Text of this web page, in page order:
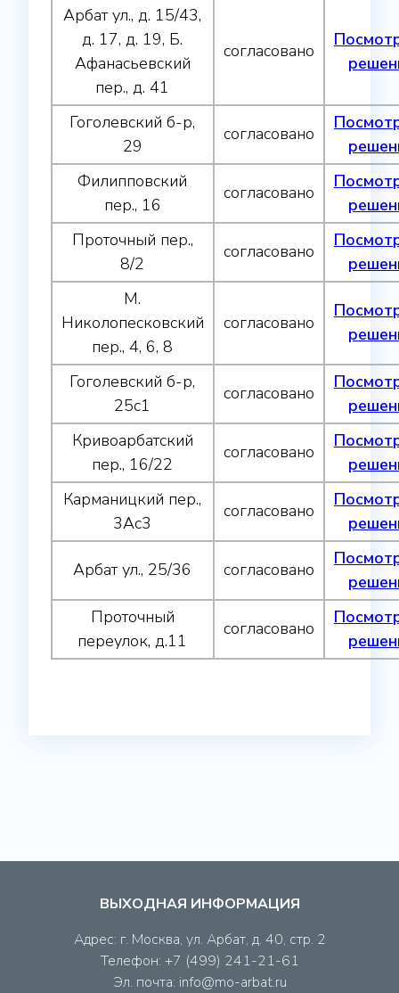
Арбат ул., д. 15/43,
д. 17, д. 19, Б.
Афанасьевский
пер., д. 41
согласовано
Гоголевский б-р,
29
согласовано
Филипповский
пер., 16
согласовано
Проточный пер.,
8/2
согласовано
М.
Николопесковский
пер., 4, 6, 8
согласовано
Гоголевский б-р,
25с1
согласовано
Кривоарбатский
пер., 16/22
согласовано
Карманицкий пер.,
3Ас3
согласовано
Арбат ул., 25/36 согласовано
Проточный
переулок, д.11
согласовано
ВЫХОДНАЯ ИНФОРМАЦИЯ
Адрес: г. Москва, ул. Арбат, д. 40, стр. 2
Телефон: +7 (499) 241-21-61
Эл. почта: info@mo-arbat.ru